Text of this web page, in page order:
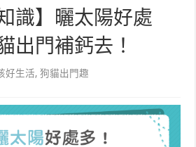
識】曬太陽好處
出門補鈣去！
好生活,狗貓出門趣